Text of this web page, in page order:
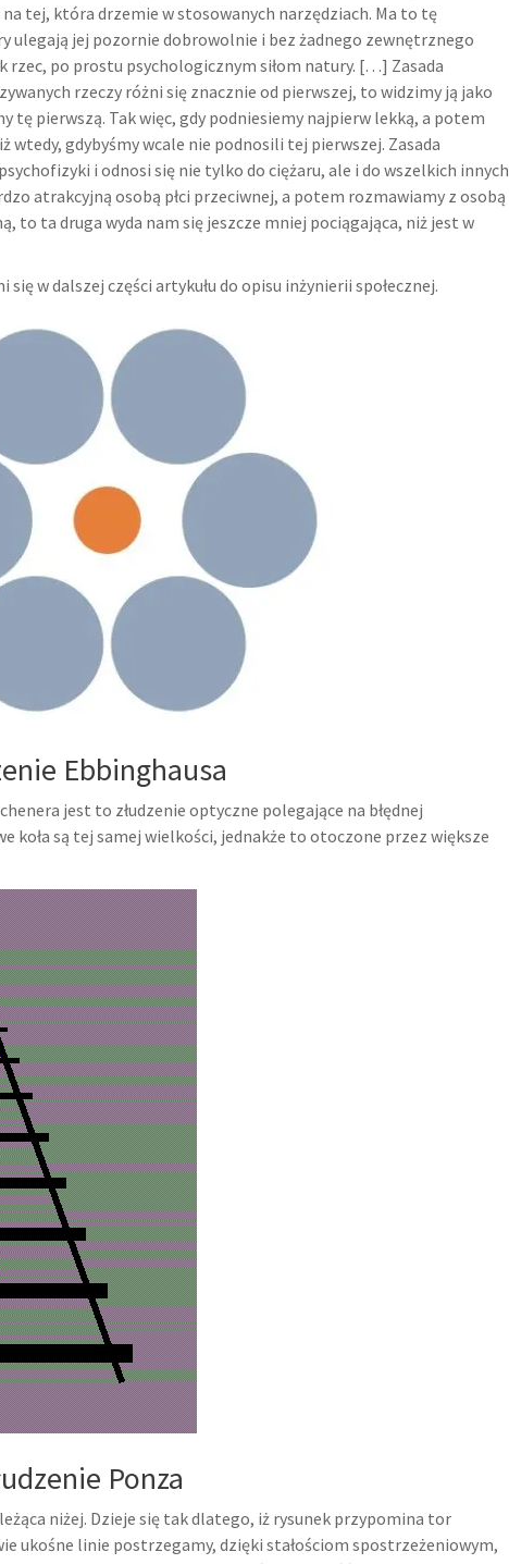
na tej, która drzemie w stosowanych narzędziach. Ma to tę
ulegają jej pozornie dobrowolnie i bez żadnego zewnętrznego
rzec, po prostu psychologicznym siłom natury. […] Zasada
rzeczy różni się znacznie od pierwszej, to widzimy ją jako
tę pierwszą. Tak więc, gdy podniesiemy najpierw lekką, a potem
wtedy, gdybyśmy wcale nie podnosili tej pierwszej. Zasada
i odnosi się nie tylko do ciężaru, ale i do wszelkich innych
atrakcyjną osobą płci przeciwnej, a potem rozmawiamy z osobą
to ta druga wyda nam się jeszcze mniej pociągająca, niż jest w
w dalszej części artykułu do opisu inżynierii społecznej.
Ebbinghausa
jest to złudzenie optyczne polegające na błędnej
koła są tej samej wielkości, jednakże to otoczone przez większe
Ponza
niżej. Dzieje się tak dlatego, iż rysunek przypomina tor
ukośne linie postrzegamy, dzięki stałościom spostrzeżeniowym,